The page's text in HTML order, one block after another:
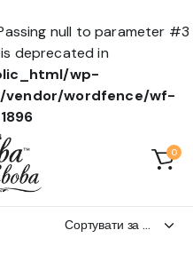
null to parameter #3
deprecated in
wp-
wordfence/wf-
1896
0